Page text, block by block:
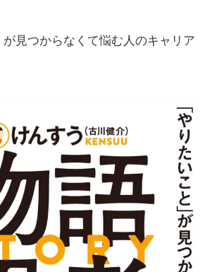
が見つからなくて悩む人のキャリア